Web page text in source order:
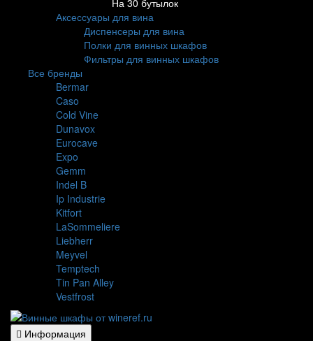
Аксессуары для вина
Диспенсеры для вина
Полки для винных шкафов
Фильтры для винных шкафов
Все бренды
Bermar
Caso
Cold Vine
Dunavox
Eurocave
Expo
Gemm
Indel B
Ip Industrie
Kitfort
LaSommeliere
Liebherr
Meyvel
Temptech
Tin Pan Alley
Vestfrost
Информация